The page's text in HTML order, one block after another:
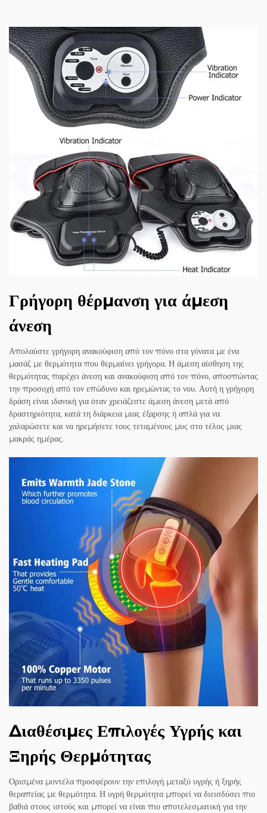
Γρήγορη θέρμανση για άμεση
άνεση
Απολαύστε γρήγορη ανακούφιση από τον πόνο στα γόνατα με ένα
μασάζ με θερμότητα που θερμαίνει γρήγορα. Η άμεση αίσθηση της
θερμότητας παρέχει άνεση και ανακούφιση από τον πόνο, αποσπώντας
την προσοχή από τον επώδυνο και ηρεμώντας το νου. Αυτή η γρήγορη
δράση είναι ιδανική για όταν χρειάζεστε άμεση άνεση μετά από
δραστηριότητα, κατά τη διάρκεια μιας έξαρσης ή απλά για να
χαλαρώσετε και να ηρεμήσετε τους τεταμένους μυς στο τέλος μιας
μακράς ημέρας.
Διαθέσιμες Επιλογές Υγρής και
Ξηρής Θερμότητας
Ορισμένα μοντέλα προσφέρουν την επιλογή μεταξύ υγρής ή ξηρής
θεραπείας με θερμότητα. Η υγρή θερμότητα μπορεί να διεισδύσει πιο
βαθιά στους ιστούς και μπορεί να είναι πιο αποτελεσματική για την